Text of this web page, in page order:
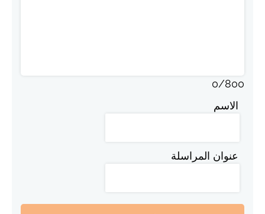
0/800
الاسم
عنوان المراسلة